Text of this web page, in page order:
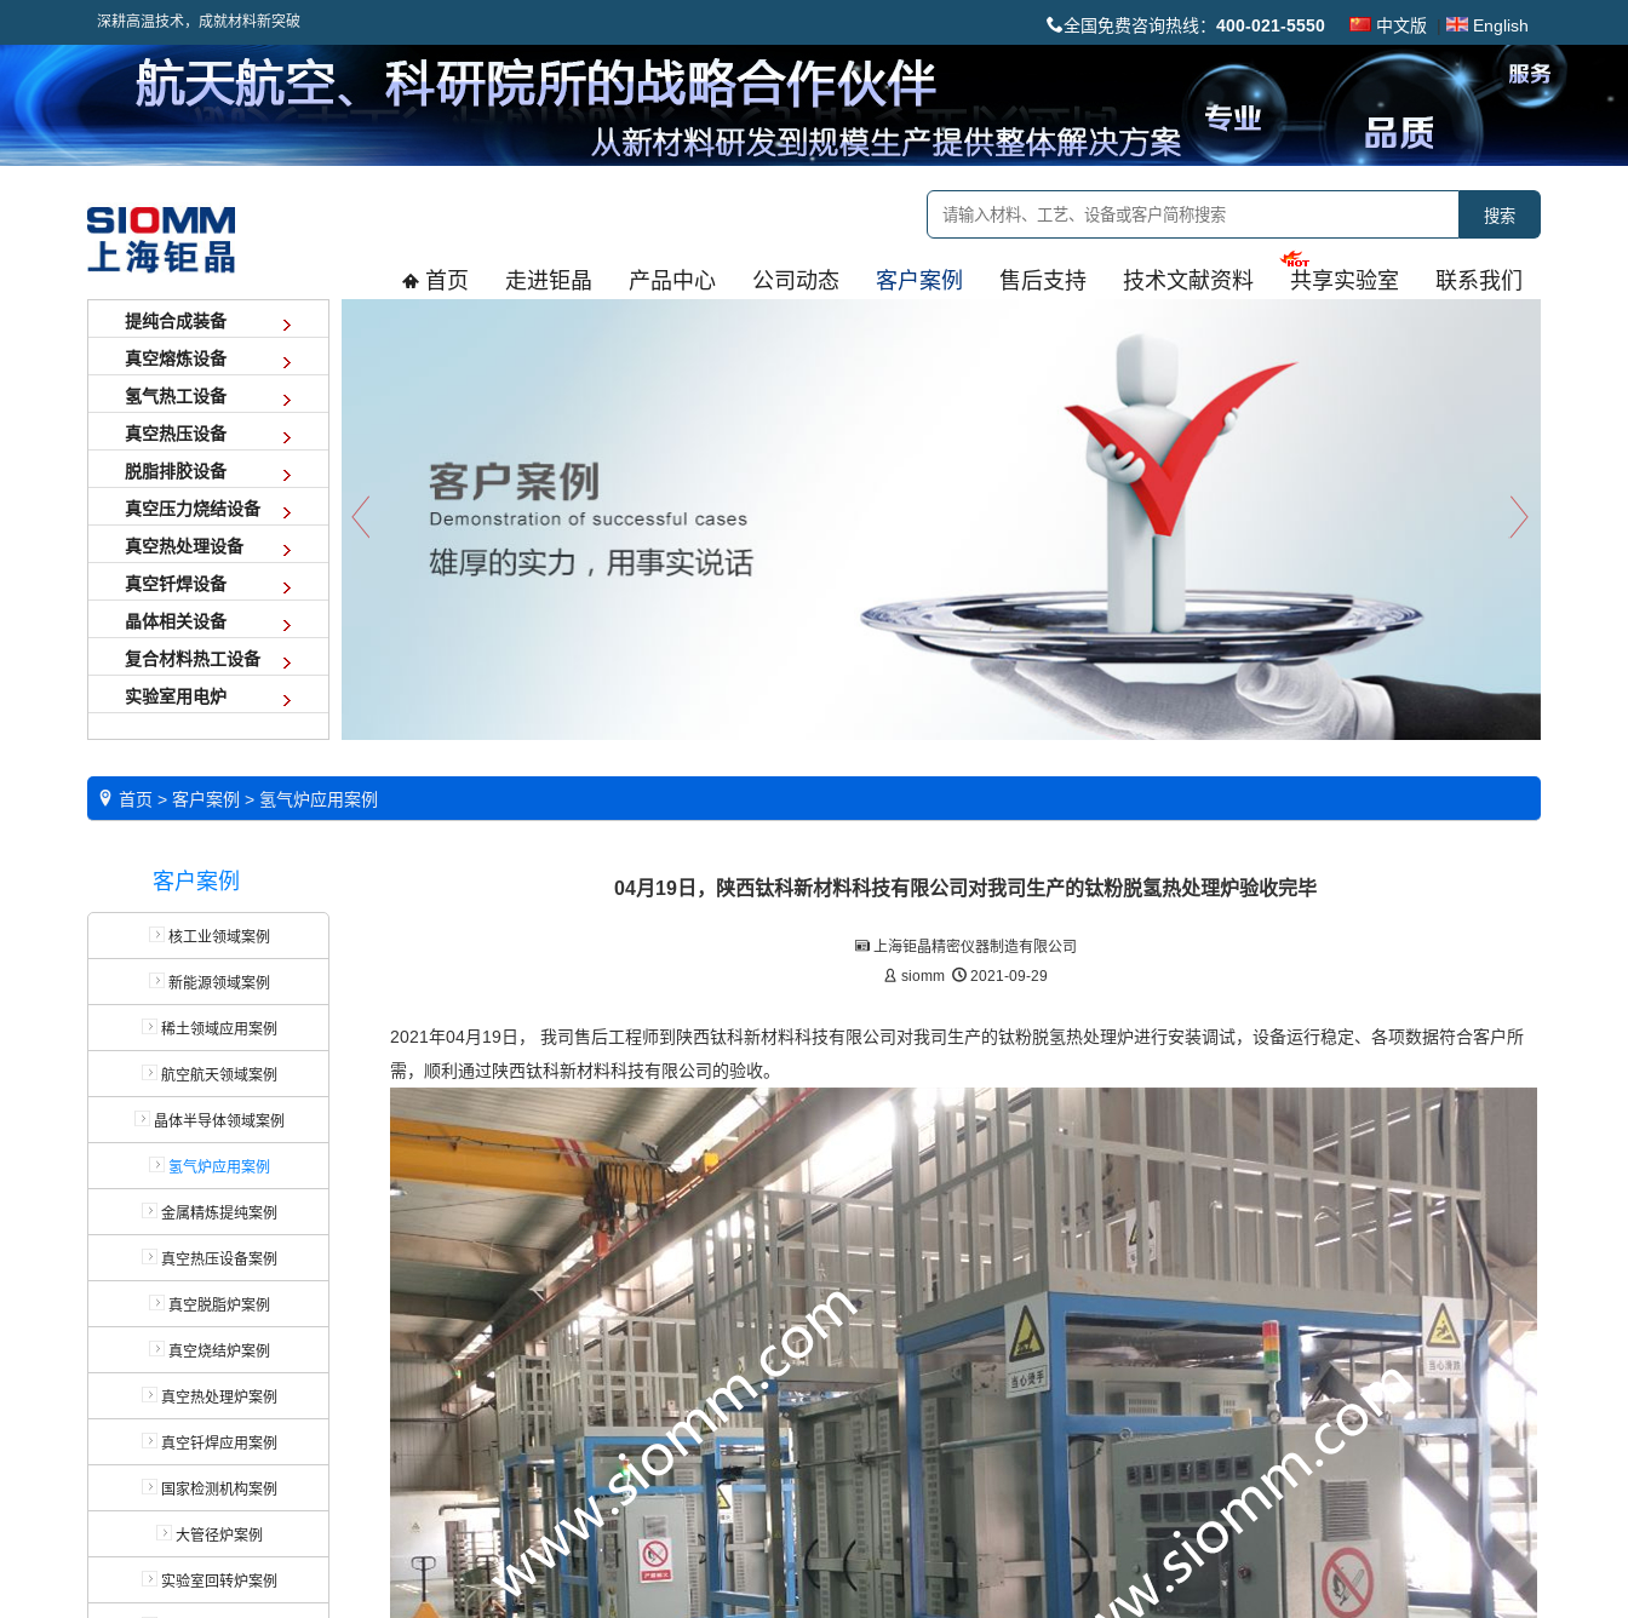
深耕高温技术，成就材料新突破 全国免费咨询热线： 400-021-5550 中文版 | English
搜索
首页 走进钜晶 产品中心 公司动态 客户案例 售后支持 技术文献资料 共享实验室 联系我们
提纯合成装备
真空熔炼设备
氢气热工设备
真空热压设备
脱脂排胶设备
真空压力烧结设备
真空热处理设备
真空钎焊设备
晶体相关设备
复合材料热工设备
实验室用电炉
首页 > 客户案例 > 氢气炉应用案例
客户案例
核工业领域案例
新能源领域案例
稀土领域应用案例
航空航天领域案例
晶体半导体领域案例
氢气炉应用案例
金属精炼提纯案例
真空热压设备案例
真空脱脂炉案例
真空烧结炉案例
真空热处理炉案例
真空钎焊应用案例
国家检测机构案例
大管径炉案例
实验室回转炉案例
04月19日，陕西钛科新材料科技有限公司对我司生产的钛粉脱氢热处理炉验收完毕
上海钜晶精密仪器制造有限公司
siomm
2021-09-29
2021年04月19日， 我司售后工程师到陕西钛科新材料科技有限公司对我司生产的钛粉脱氢热处理炉进行安装调试，设备运行稳定、各项数据符合客户所
需，顺利通过陕西钛科新材料科技有限公司的验收。